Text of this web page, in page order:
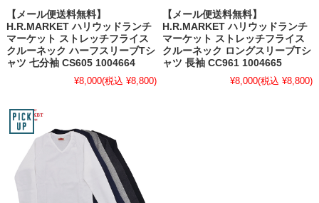
【メール便送料無料】
H.R.MARKET ハリウッドランチ
マーケット ストレッチフライス
クルーネック ハーフスリーブTシ
ャツ 七分袖 CS605 1004664
¥8,000(税込 ¥8,800)
【メール便送料無料】
H.R.MARKET ハリウッドランチ
マーケット ストレッチフライス
クルーネック ロングスリーブTシ
ャツ 長袖 CC961 1004665
¥8,000(税込 ¥8,800)